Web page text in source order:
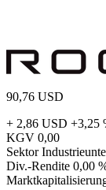
90,76 USD
+ 2,86 USD +3,25
KGV 0,00
Sektor
Div.-Rendite 0,00